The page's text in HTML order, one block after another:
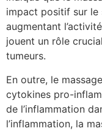
impact positif sur le
augmentant
jouent un rôle
tumeurs.
En outre, le
cytokines pro-
de l’inflammation
l’inflammation, la